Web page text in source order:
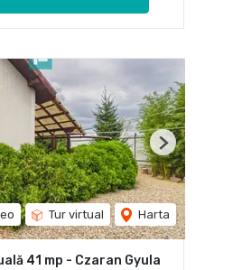
Tur virtual Harta
Next
41 mp - Czaran Gyula